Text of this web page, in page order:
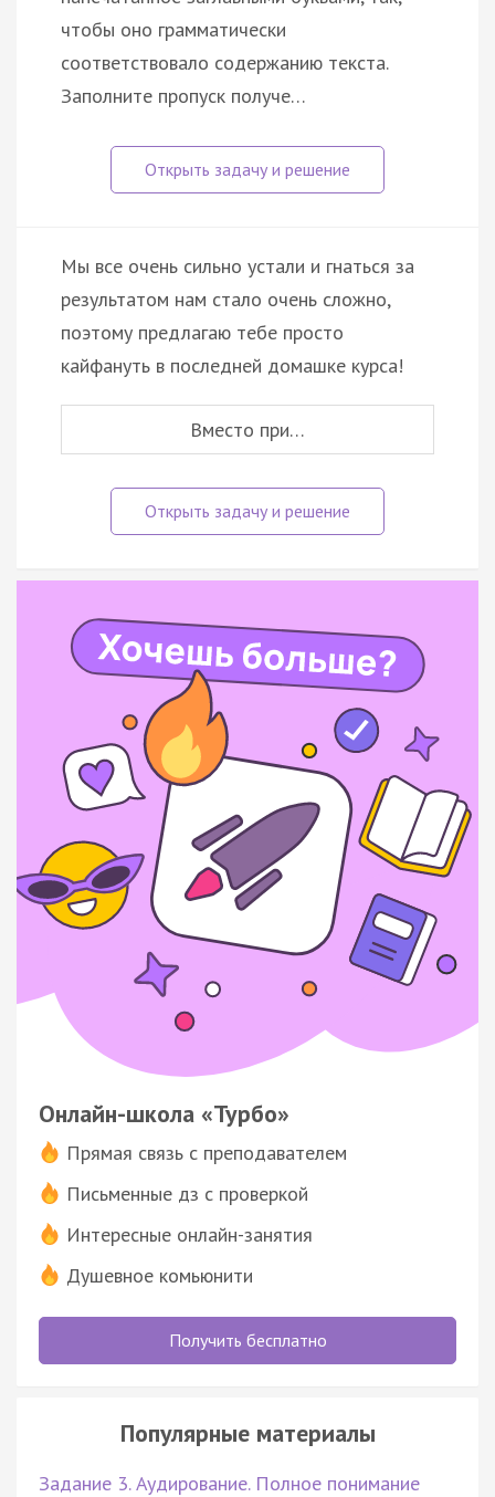
чтобы оно грамматически
соответствовало содержанию текста.
Заполните пропуск получе…
Мы все очень сильно устали и гнаться за
результатом нам стало очень сложно,
поэтому предлагаю тебе просто
кайфануть в последней домашке курса!
Вместо при…
Онлайн-школа «Турбо»
Прямая связь с преподавателем
Письменные дз с проверкой
Интересные онлайн-занятия
Душевное комьюнити
Получить бесплатно
Популярные материалы
Задание 3. Аудирование. Полное понимание